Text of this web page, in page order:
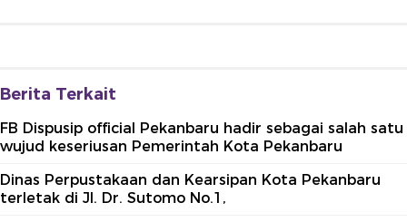
Berita Terkait
FB Dispusip official Pekanbaru hadir sebagai salah satu
wujud keseriusan Pemerintah Kota Pekanbaru
Dinas Perpustakaan dan Kearsipan Kota Pekanbaru
terletak di Jl. Dr. Sutomo No.1,